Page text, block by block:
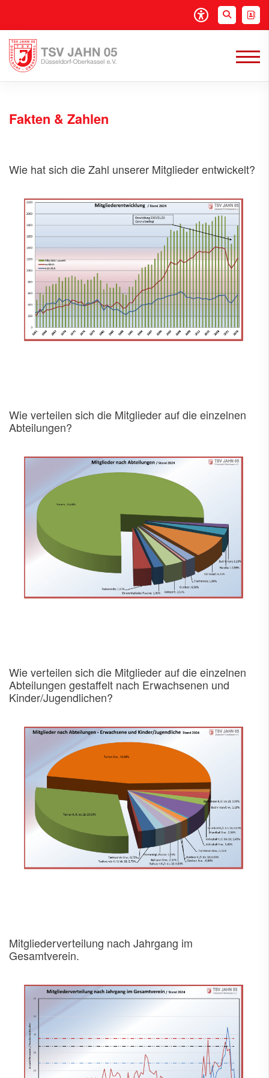
Fakten & Zahlen
Wie hat sich die Zahl unserer Mitglieder entwickelt?
Wie verteilen sich die Mitglieder auf die einzelnen
Abteilungen?
Wie verteilen sich die Mitglieder auf die einzelnen
Abteilungen gestaffelt nach Erwachsenen und
Kinder/Jugendlichen?
Mitgliederverteilung nach Jahrgang im
Gesamtverein.